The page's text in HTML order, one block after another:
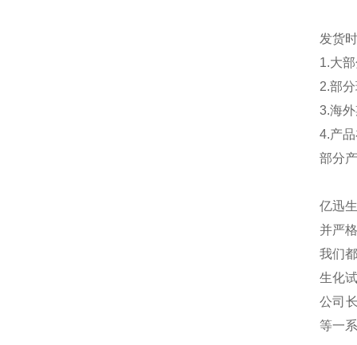
发货
1.大
2.部
3.海
4.产
部分
亿迅
并严
我们
生化
公司
等一